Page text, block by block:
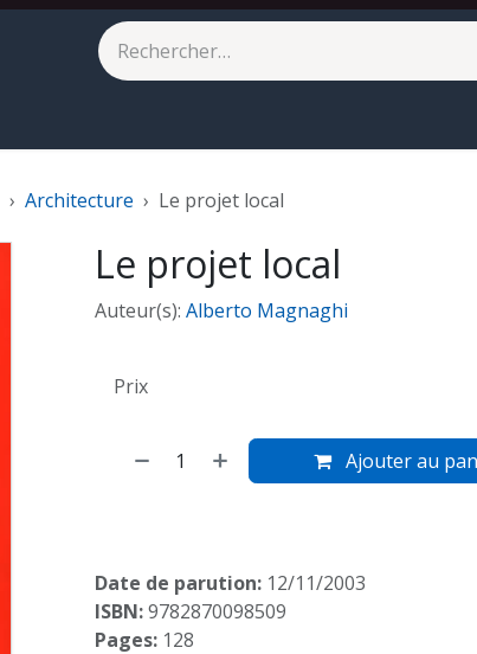
Architecture Le projet local
Le projet local
Auteur(s): Alberto Magnaghi
Ajouter au
Prix
Date de parution: 12/11/2003
ISBN:9782870098509
Pages: 128